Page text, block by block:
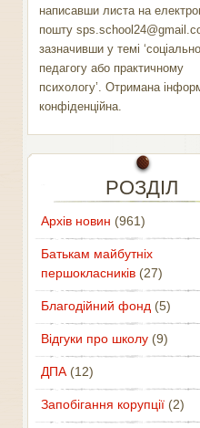
написавши листа на
пошту
зазначивши у темі
педагогу або практичному
психологу’. Отримана
конфіденційна.
РОЗДІЛ
Архів новин (961)
Батькам майбутніх
першокласників(27)
Благодійний фонд (5)
Відгуки про школу(9)
ДПА(12)
Запобігання корупції(2)